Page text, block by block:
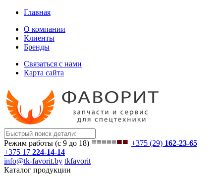
Главная
О компании
Клиенты
Бренды
Связаться с нами
Карта сайта
Режим работы (с 9 до 18) +375 (29) 162-23-65
+375 17 224-14-14
info@tk-favorit.by tkfavorit
Каталог продукции